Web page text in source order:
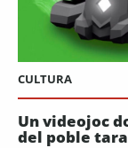
CULTURA
Un videojoc
del poble